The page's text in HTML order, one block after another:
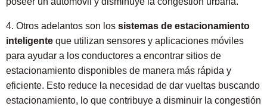
4. Otros adelantos son los sistemas de estacionamiento
inteligente que utilizan sensores y aplicaciones móviles
para ayudar a los conductores a encontrar sitios de
estacionamiento disponibles de manera más rápida y
eficiente. Esto reduce la necesidad de dar vueltas buscando
estacionamiento, lo que contribuye a disminuir la congestión